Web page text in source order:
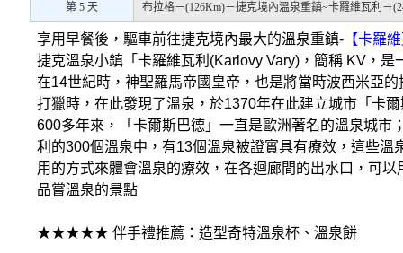
第 5 天 布拉格－(126Km)－捷克境內溫泉重鎮~卡羅維瓦利－
享用早餐後，驅車前往捷克境內最大的溫泉重鎮- 【卡羅
捷克溫泉小鎮「卡羅維瓦利(Karlovy Vary)，簡稱 KV，是
在14世紀時，神聖羅馬帝國皇帝，也是將當時波西米亞
打獵時，在此發現了溫泉，於1370年在此建立城市「卡
600多年來，「卡爾斯巴德」一直是歐洲著名的溫泉城
利的300個溫泉中，有13個溫泉被證實具有療效，這些
用的方式來體會溫泉的療效，在各迴廊間的出水口，可
品嘗溫泉的景點
★★★★★ 伴手禮推薦：造型奇特溫泉杯、溫泉餅